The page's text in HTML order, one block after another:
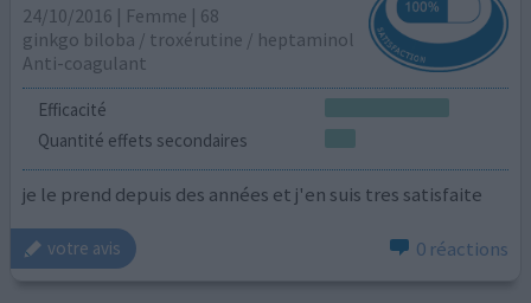
24/10/2016 | Femme | 68
ginkgo biloba / troxérutine / heptaminol
Anti-coagulant
Efficacité
Quantité effets secondaires
je le prend depuis des années et j'en suis tres satisfaite
votre avis 0 réactions